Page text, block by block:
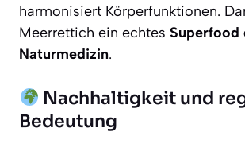
harmonisiert Körperfunktionen.
Meerrettich ein echtes Superfood
Naturmedizin.
Nachhaltigkeit und
Bedeutung